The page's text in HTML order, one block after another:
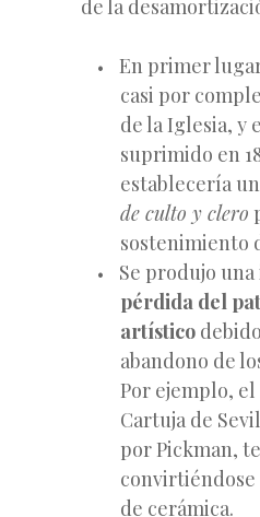
de la
En primer
casi por
de la Iglesia, y
suprimido en
establecería
de culto y clero
sostenimiento
Se produjo una
pérdida del
artístico
abandono de
Por ejemplo,
Cartuja de
por Pickman,
convirtiéndose
de cerámica.